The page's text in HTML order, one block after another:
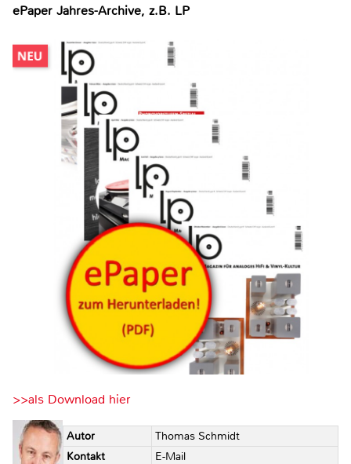
ePaper Jahres-Archive, z.B. LP
>>als Download hier
Autor
Thomas Schmidt
Kontakt
E-Mail